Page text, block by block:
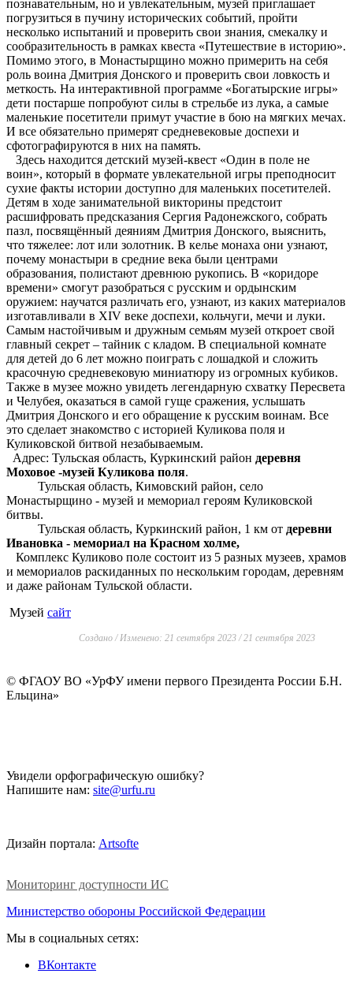
познавательным, но и увлекательным, музей приглашает
погрузиться в пучину исторических событий, пройти
несколько испытаний и проверить свои знания, смекалку и
сообразительность в рамках квеста «Путешествие в историю».
Помимо этого, в Монастырщино можно примерить на себя
роль воина Дмитрия Донского и проверить свои ловкость и
меткость. На интерактивной программе «Богатырские игры»
дети постарше попробуют силы в стрельбе из лука, а самые
маленькие посетители примут участие в бою на мягких мечах.
И все обязательно примерят средневековые доспехи и
сфотографируются в них на память.
Здесь находится детский музей-квест «Один в поле не
воин», который в формате увлекательной игры преподносит
сухие факты истории доступно для маленьких посетителей.
Детям в ходе занимательной викторины предстоит
расшифровать предсказания Сергия Радонежского, собрать
пазл, посвящённый деяниям Дмитрия Донского, выяснить,
что тяжелее: лот или золотник. В келье монаха они узнают,
почему монастыри в средние века были центрами
образования, полистают древнюю рукопись. В «коридоре
времени» смогут разобраться с русским и ордынским
оружием: научатся различать его, узнают, из каких материалов
изготавливали в XIV веке доспехи, кольчуги, мечи и луки.
Самым настойчивым и дружным семьям музей откроет свой
главный секрет – тайник с кладом. В специальной комнате
для детей до 6 лет можно поиграть с лошадкой и сложить
красочную средневековую миниатюру из огромных кубиков.
Также в музее можно увидеть легендарную схватку Пересвета
и Челубея, оказаться в самой гуще сражения, услышать
Дмитрия Донского и его обращение к русским воинам. Все
это сделает знакомство с историей Куликова поля и
Куликовской битвой незабываемым.
Адрес: Тульская область, Куркинский район деревня
Моховое -музей Куликова поля.
Тульская область, Кимовский район, село
Монастырщино - музей и мемориал героям Куликовской
битвы.
Тульская область, Куркинский район, 1 км от деревни
Ивановка - мемориал на Красном холме,
Комплекс Куликово поле состоит из 5 разных музеев, храмов
и мемориалов раскиданных по нескольким городам, деревням
и даже районам Тульской области.
Музей сайт
Создано / Изменено: 21 сентября 2023 / 21 сентября 2023
© ФГАОУ ВО «УрФУ имени первого Президента России Б.Н.
Ельцина»
Увидели орфографическую ошибку?
Напишите нам: site@urfu.ru
Дизайн портала: Artsofte
Мониторинг доступности ИС
Министерство обороны Российской Федерации
Мы в социальных сетях:
ВКонтакте